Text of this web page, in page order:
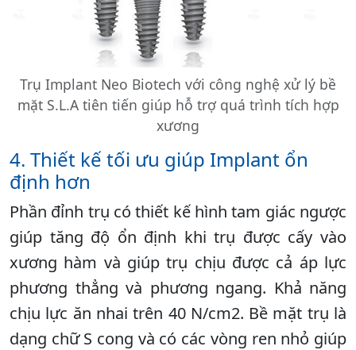
Trụ Implant Neo Biotech với công nghệ xử lý bề
mặt S.L.A tiên tiến giúp hỗ trợ quá trình tích hợp
xương
4. Thiết kế tối ưu giúp Implant ổn
định hơn
Phần đỉnh trụ có thiết kế hình tam giác ngược
giúp tăng độ ổn định khi trụ được cấy vào
xương hàm và giúp trụ chịu được cả áp lực
phương thẳng và phương ngang. Khả năng
chịu lực ăn nhai trên 40 N/cm2. Bề mặt trụ là
dạng chữ S cong và có các vòng ren nhỏ giúp